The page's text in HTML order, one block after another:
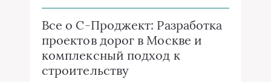
Все о C-Проджект: Разработка
проектов дорог в Москве и
комплексный подход к
строительству